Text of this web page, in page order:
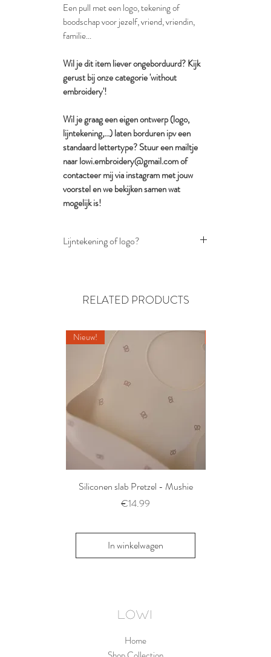
Een pull met een logo, tekening of
boodschap voor jezelf, vriend, vriendin,
familie...
Wil je dit item liever ongeborduurd? Kijk
gerust bij onze categorie 'without
embroidery'!
Wil je graag een eigen ontwerp (logo,
lijntekening,...) laten borduren ipv een
standaard lettertype? Stuur een mailtje
naar lowi.embroidery@gmail.com of
contacteer mij via instagram met jouw
voorstel en we bekijken samen wat
mogelijk is!
Lijntekening of logo?
formaat (na het plaatsen van je
bestelling) door naar het e-
RELATED PRODUCTS
Nieuw!
Siliconen slab Pretzel - Mushie
Prijs
€14.99
In winkelwagen
LOWI
Home